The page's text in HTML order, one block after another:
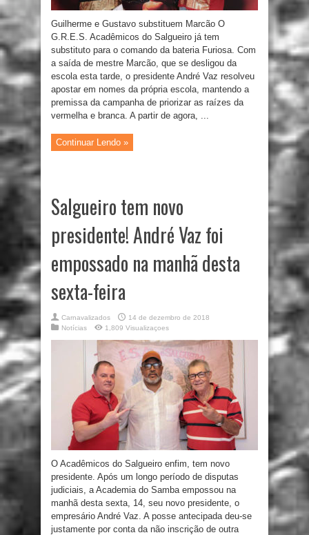
Guilherme e Gustavo substituem Marcão O
G.R.E.S. Acadêmicos do Salgueiro já tem
substituto para o comando da bateria Furiosa. Com
a saída de mestre Marcão, que se desligou da
escola esta tarde, o presidente André Vaz resolveu
apostar em nomes da própria escola, mantendo a
premissa da campanha de priorizar as raízes da
vermelha e branca. A partir de agora, ...
Continuar Lendo »
Salgueiro tem novo
presidente! André Vaz foi
empossado na manhã desta
sexta-feira
Carnavalizados
14 de dezembro de 2018
Notícias
1,809 Visualizaçoes
O Acadêmicos do Salgueiro enfim, tem novo
presidente. Após um longo período de disputas
judiciais, a Academia do Samba empossou na
manhã desta sexta, 14, seu novo presidente, o
empresário André Vaz. A posse antecipada deu-se
justamente por conta da não inscrição de outra